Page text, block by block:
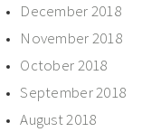
December 2018
November 2018
October 2018
September 2018
August 2018